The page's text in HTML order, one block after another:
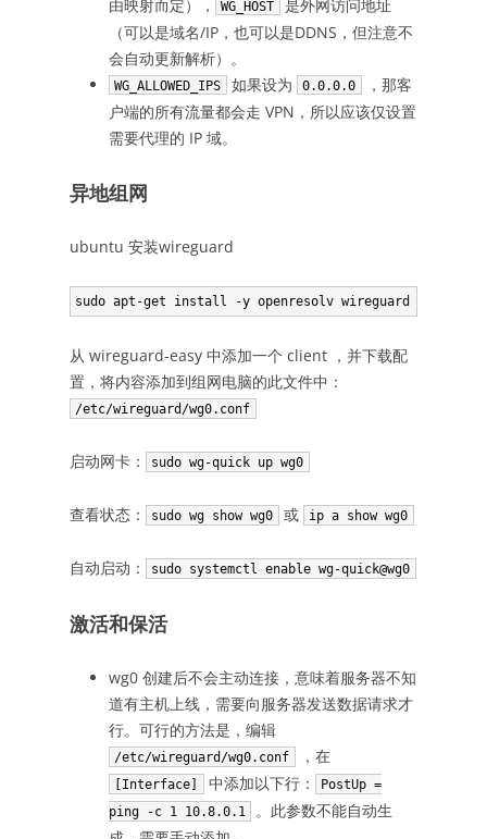
由映射而定）， WG_HOST
是外网访问地址
（可以是域名/IP，也可以是DDNS，但注意不
会自动更新解析）。
WG_ALLOWED_IPS 如果设为 0.0.0.0
，那客
户端的所有流量都会走 VPN，所以应该仅设置
需要代理的 IP 域。
异地组网
ubuntu 安装wireguard
sudo apt-get install -y openresolv wireguard
从 wireguard-easy 中添加一个 client ，并下载配
置，将内容添加到组网电脑的此文件中：
/etc/wireguard/wg0.conf
启动网卡： sudo wg-quick up wg0
查看状态： sudo wg show wg0 或 ip a show wg0
自动启动： sudo systemctl enable wg-quick@wg0
激活和保活
wg0 创建后不会主动连接，意味着服务器不知
道有主机上线，需要向服务器发送数据请求才
行。可行的方法是，编辑
/etc/wireguard/wg0.conf ，在
[Interface] 中添加以下行：
PostUp =
ping -c 1 10.8.0.1
。此参数不能自动生